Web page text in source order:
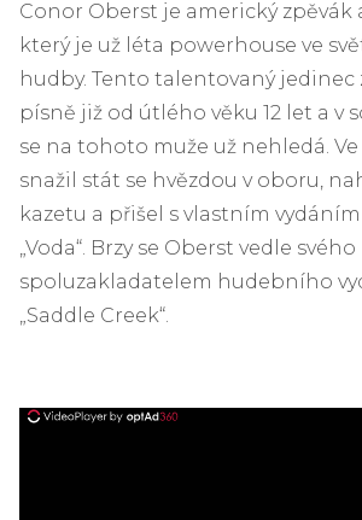
Conor Oberst je americký zpěvák
který je už léta powerhouse ve
hudby. Tento talentovaný jedinec
písně již od útlého věku 12 let a v
se na tohoto muže už nehledá. Ve
snažil stát se hvězdou v oboru,
kazetu a přišel s vlastním
„Voda“. Brzy se Oberst vedle
spoluzakladatelem hudebního
„Saddle Creek“.